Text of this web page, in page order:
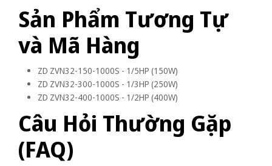
Sản Phẩm Tương Tự
và Mã Hàng
ZD ZVN32-150-1000S - 1/5HP (150W)
ZD ZVN32-300-1000S - 1/3HP (250W)
ZD ZVN32-400-1000S - 1/2HP (400W)
Câu Hỏi Thường Gặp
(FAQ)